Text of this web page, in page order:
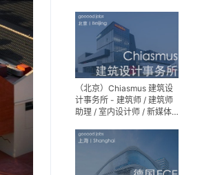
（北京）Chiasmus 建筑设
计事务所 - 建筑师 / 建筑师
助理 / 室内设计师 / 新媒体